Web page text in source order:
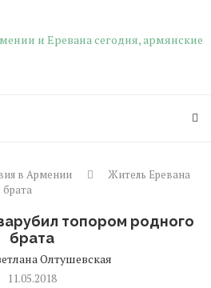
в Армении
Житель Еревана
топором родного
брата
Олтушевская
11.05.2018